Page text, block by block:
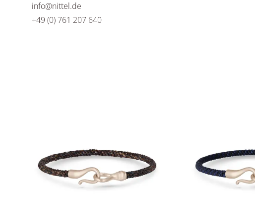
info@nittel.de
+49 (0) 761 207 640